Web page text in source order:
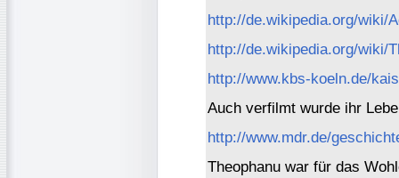
http://de.wikipedia.org/wiki/
http://de.wikipedia.org/wiki/
http://www.kbs-koeln.de/
Auch verfilmt wurde ihr
http://www.mdr.de/
Theophanu war für das